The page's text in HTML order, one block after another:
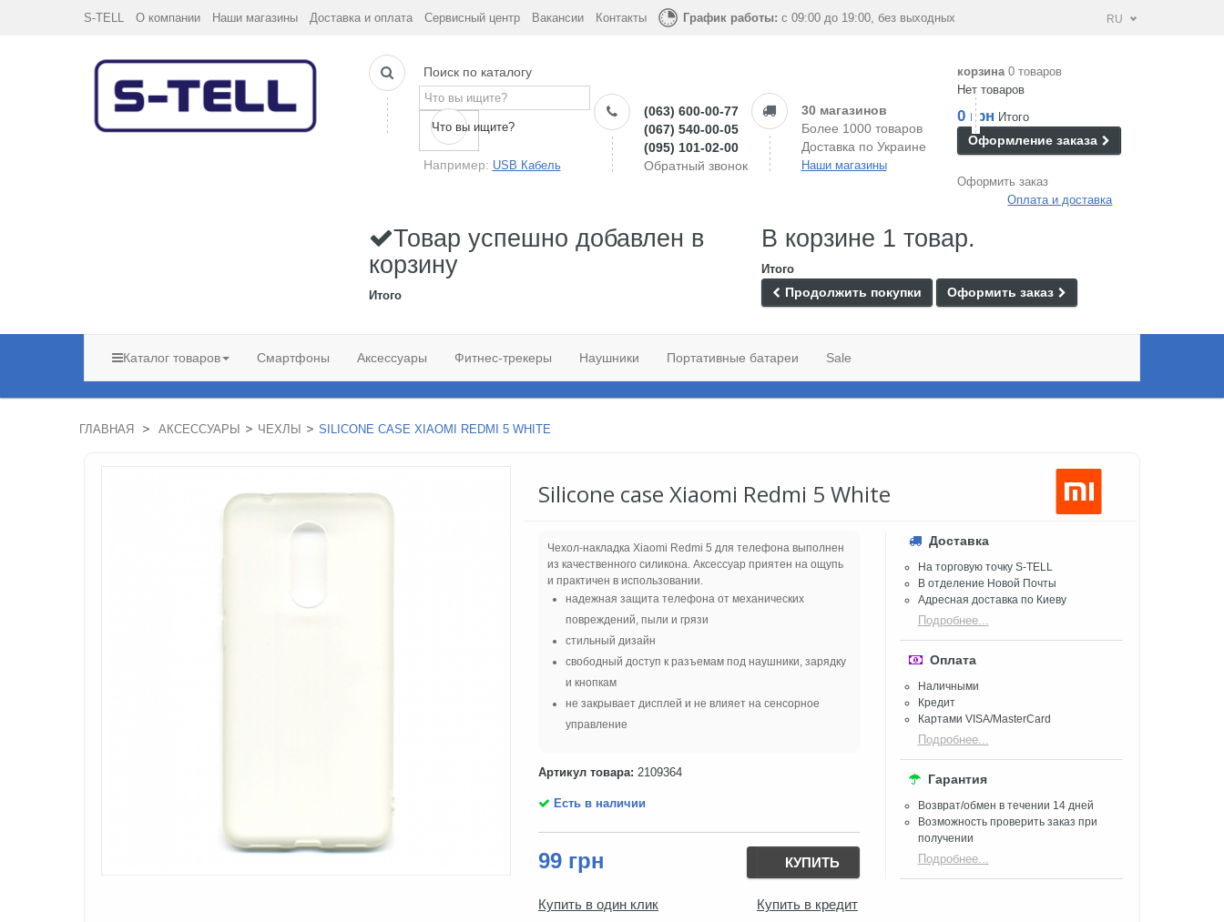
S-TELL О компании Наши магазины Доставка и оплата Сервисный центр Вакансии Контакты График работы: с 09:00 до 19:00, без выходных RU
Поиск по каталогу
Что вы ищите?
Например: USB Кабель
(063) 600-00-77
(067) 540-00-05
(095) 101-02-00
Обратный звонок
30 магазинов
Более 1000 товаров
Доставка по Украине
Наши магазины
корзина 0 товаров
Нет товаров
0 грн Итого
Оформление заказа
Оформить заказ
Оплата и доставка
Товар успешно добавлен в
корзину
Итого
В корзине 1 товар.
Итого
Продолжить покупки Оформить заказ
Каталог товаров Смартфоны Аксессуары Фитнес-трекеры Наушники Портативные батареи Sale
ГЛАВНАЯ > АКСЕССУАРЫ > ЧЕХЛЫ > SILICONE CASE XIAOMI REDMI 5 WHITE
Silicone case Xiaomi Redmi 5 White
Чехол-накладка Xiaomi Redmi 5 для телефона выполнен
из качественного силикона. Аксессуар приятен на ощупь
и практичен в использовании.
надежная защита телефона от механических
повреждений, пыли и грязи
стильный дизайн
свободный доступ к разъемам под наушники, зарядку
и кнопкам
не закрывает дисплей и не влияет на сенсорное
управление
Артикул товара: 2109364
Есть в наличии
99 грн КУПИТЬ
Купить в один клик Купить в кредит
Доставка
На торговую точку S-TELL
В отделение Новой Почты
Адресная доставка по Киеву
Подробнее...
Оплата
Наличными
Кредит
Картами VISA/MasterCard
Подробнее...
Гарантия
Возврат/обмен в течении 14 дней
Возможность проверить заказ при
получении​
Подробнее...